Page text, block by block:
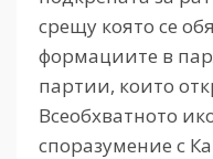
срещу която се
формациите в
партии, които
Всеобхватното
споразумение с